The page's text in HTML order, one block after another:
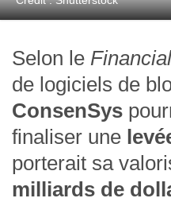
Selon le
de logiciels de
ConsenSys
finaliser une
porterait sa
milliards de